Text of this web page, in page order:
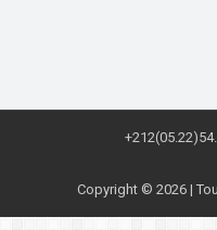
Copyright © 2026 |